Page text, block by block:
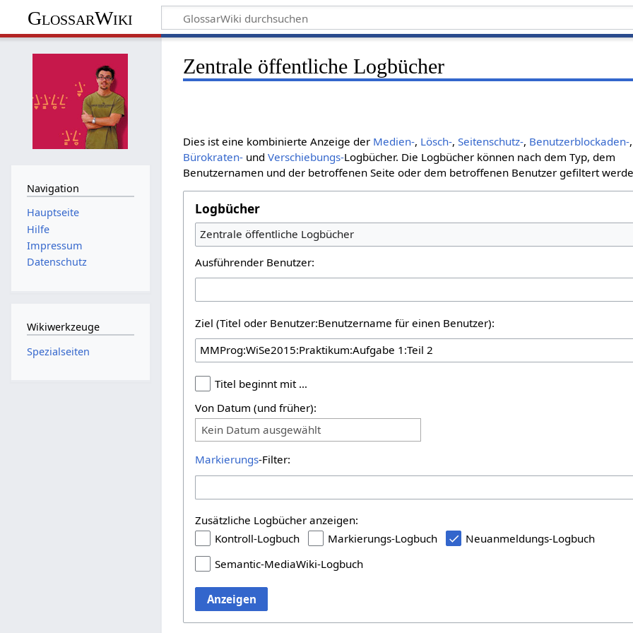
GlossarWiki
Zentrale öffentliche Logbücher
Dies ist eine kombinierte Anzeige der Medien-, Lösch-,Seitenschutz-, Benutzerblockaden-,
Bürokraten- undVerschiebungs-Logbücher. Die Logbücher können nach dem Typ, dem
Benutzernamen und der betroffenen Seite oder dem betroffenen Benutzer gefiltert
Logbücher
Zentrale öffentliche Logbücher
Ausführender Benutzer:
Ziel (Titel oder Benutzer:Benutzername für einen Benutzer):
Titel beginnt mit …
Von Datum (und früher):
Kein Datum ausgewählt
Markierungs-Filter:
Zusätzliche Logbücher anzeigen:
Kontroll-Logbuch
Markierungs-Logbuch
Neuanmeldungs-Logbuch
Semantic-MediaWiki-Logbuch
Anzeigen
Navigation
Hauptseite
Hilfe
Impressum
Datenschutz
Wikiwerkzeuge
Spezialseiten